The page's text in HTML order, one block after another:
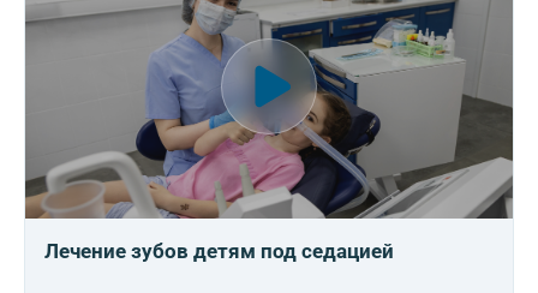
Лечение зубов детям под седацией